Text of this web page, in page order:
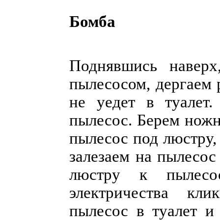
Бомба
Поднявшись
пылесосом, дергаем
не уедет в
пылесос. Берем
пылесос под
залезаем на
люстру к
электричества
пылесос в туалет